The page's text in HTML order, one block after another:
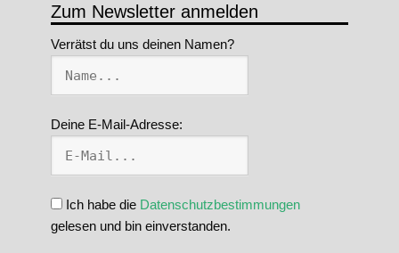
Zum Newsletter anmelden
Verrätst du uns deinen Namen?
Deine E-Mail-Adresse:
Ich habe die Datenschutzbestimmungen
gelesen und bin einverstanden.